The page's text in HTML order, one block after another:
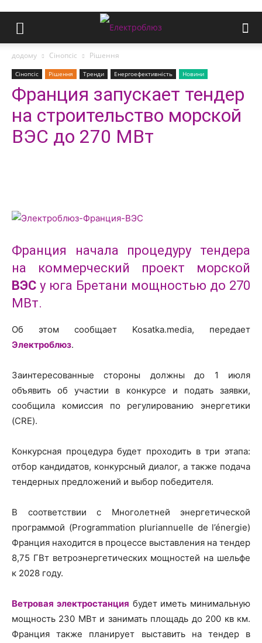
додому Сінопсіс Рішення
Сінопсіс Рішення Тренди Енергоефективність Новини
Франция запускает тендер
на строительство морской
ВЭС до 270 МВт
Франция начала процедуру тендера
на коммерческий проект морской
ВЭС у юга Бретани мощностью до 270
МВт.
Об этом сообщает Kosatka.media, передает
Электроблюз.
Заинтересованные стороны должны до 1 июля
объявить об участии в конкурсе и подать заявки,
сообщила комиссия по регулированию энергетики
(CRE).
Конкурсная процедура будет проходить в три этапа:
отбор кандидатов, конкурсный диалог, а также подача
тендерных предложений и выбор победителя.
В соответствии с Многолетней энергетической
программой (Programmation pluriannuelle de l’énergie)
Франция находится в процессе выставления на тендер
8,75 ГВт ветроэнергетических мощностей на шельфе
к 2028 году.
Ветровая электростанция будет иметь минимальную
мощность 230 МВт и занимать площадь до 200 кв км.
Франция также планирует выставить на тендер в